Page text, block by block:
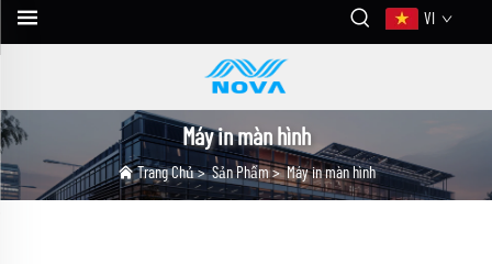
VI
Máy in màn hình
Trang Chủ>Sản Phẩm>Máy in màn hình